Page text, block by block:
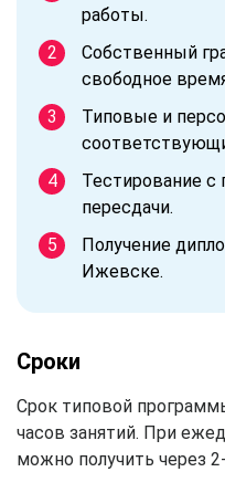
работы.
Собственный
свободное
Типовые и
Тестирование с
пересдачи.
Получение
Ижевске.
Сроки
Срок типовой
часов занятий. При
можно получить через